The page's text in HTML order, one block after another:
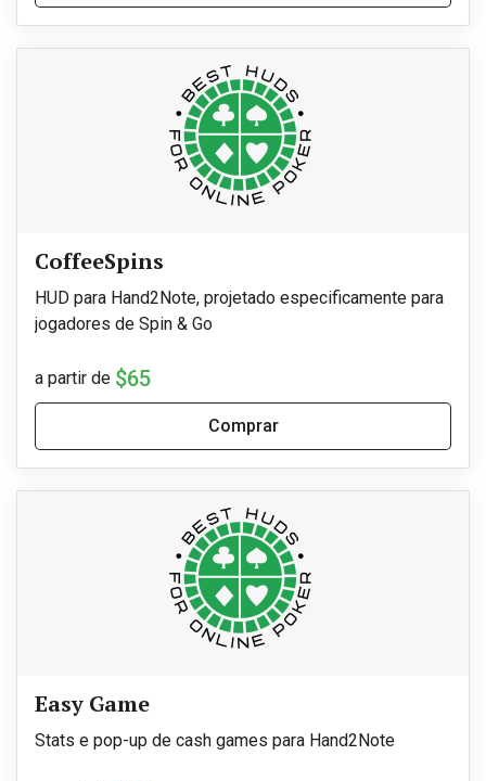
CoffeeSpins
HUD para Hand2Note, projetado especificamente para
jogadores de Spin & Go
a partir de $65
Comprar
Easy Game
Stats e pop-up de cash games para Hand2Note